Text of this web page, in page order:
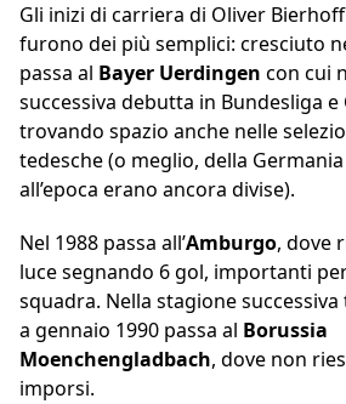
Gli inizi di carriera di Oliver
furono dei più semplici: cresciuto
passa al Bayer Uerdingen con cui
successiva debutta in Bundesliga e
trovando spazio anche nelle
tedesche (o meglio, della
all’epoca erano ancora divise).
Nel 1988 passa all’Amburgo, dove
luce segnando 6 gol, importanti
squadra. Nella stagione
a gennaio 1990 passa al Borussia
Moenchengladbach, dove non
imporsi.